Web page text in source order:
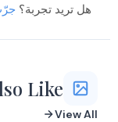
هل تريد تجربة؟
Like
View All